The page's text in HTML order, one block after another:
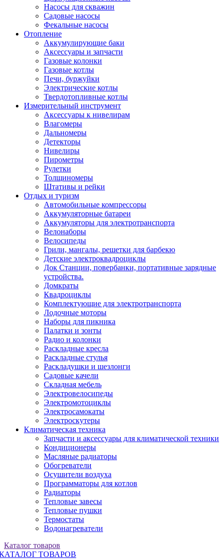
Насосы для скважин
Садовые насосы
Фекальные насосы
Отопление
Аккумулирующие баки
Аксессуары и запчасти
Газовые колонки
Газовые котлы
Печи, буржуйки
Электрические котлы
Твердотопливные котлы
Измерительный инструмент
Аксессуары к нивелирам
Влагомеры
Дальномеры
Детекторы
Нивелиры
Пирометры
Рулетки
Толщиномеры
Штативы и рейки
Отдых и туризм
Автомобильные компрессоры
Аккумуляторные батареи
Аккумуляторы для электротранспорта
Велонаборы
Велосипеды
Грили, мангалы, решетки для барбекю
Детские электроквадроциклы
Док Станции, повербанки, портативные зарядные
устройства.
Домкраты
Квадроциклы
Комплектующие для электротранспорта
Лодочные моторы
Наборы для пикника
Палатки и зонты
Радио и колонки
Раскладные кресла
Раскладные стулья
Раскладушки и шезлонги
Садовые качели
Складная мебель
Электровелосипеды
Электромотоциклы
Электросамокаты
Электроскутеры
Климатическая техника
Запчасти и аксессуары для климатической техники
Кондиционеры
Масляные радиаторы
Обогреватели
Осушители воздуха
Программаторы для котлов
Радиаторы
Тепловые завесы
Тепловые пушки
Термостаты
Водонагреватели
Каталог товаров
ТОВАРОВ